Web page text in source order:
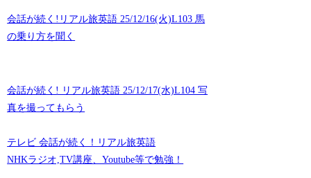
会話が続く!リアル旅英語 25/12/16(火)L103 馬
の乗り方を聞く
会話が続く! リアル旅英語 25/12/17(水)L104 写
真を撮ってもらう
テレビ 会話が続く！リアル旅英語
NHKラジオ,TV講座、Youtube等で勉強！